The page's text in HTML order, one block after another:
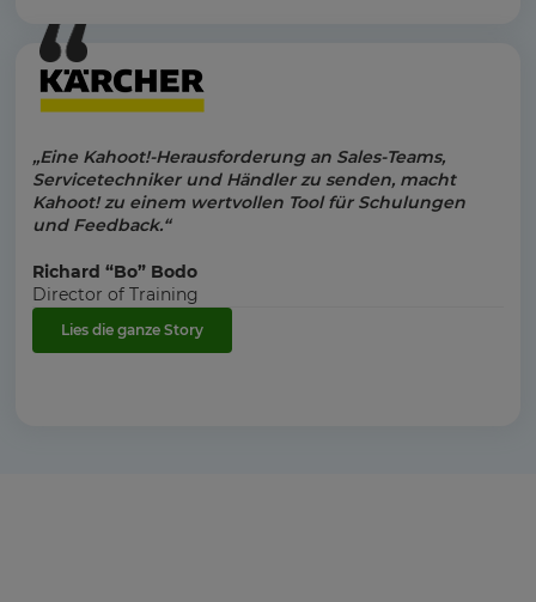
„Eine Kahoot!-Herausforderung an Sales-Teams,
Servicetechniker und Händler zu senden, macht
Kahoot! zu einem wertvollen Tool für Schulungen
und Feedback.“
Richard “Bo” Bodo
Director of Training
Lies die ganze Story